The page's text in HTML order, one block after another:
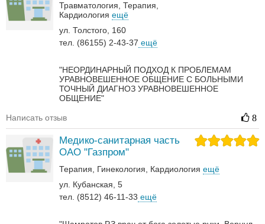
Травматология Терапия
Кардиология ещё
ул. Толстого, 160
тел. (86155) 2-43-37 ещё
"НЕОРДИНАРНЫЙ ПОДХОД К ПРОБЛЕМАМ
УРАВНОВЕШЕННОЕ ОБЩЕНИЕ С БОЛЬНЫМИ
ТОЧНЫЙ ДИАГНОЗ УРАВНОВЕШЕННОЕ
ОБЩЕНИЕ"
Написать отзыв 8
Медико-санитарная часть
ОАО "Газпром"
Терапия Гинекология Кардиология ещё
ул. Кубанская, 5
тел. (8512) 46-11-33 ещё